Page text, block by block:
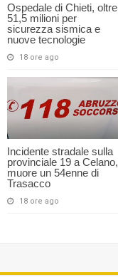
Ospedale di Chieti, oltre
51,5 milioni per
sicurezza sismica e
nuove tecnologie
18 ore ago
Incidente stradale sulla
provinciale 19 a Celano,
muore un 54enne di
Trasacco
18 ore ago